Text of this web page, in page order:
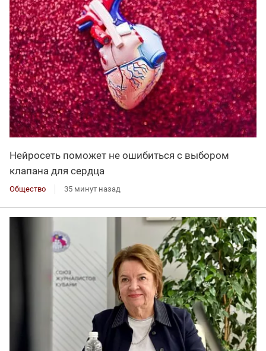
Нейросеть поможет не ошибиться с выбором
клапана для сердца
Общество 35 минут назад